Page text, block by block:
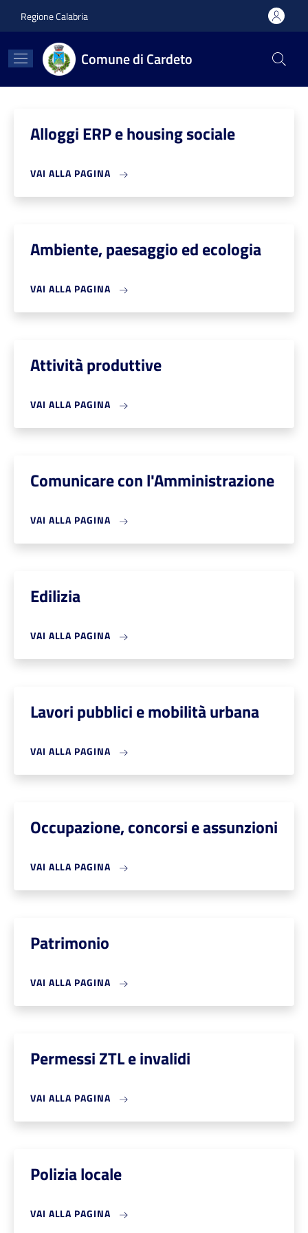
Regione Calabria
Comune di Cardeto
Alloggi ERP e housing sociale
VAI ALLA PAGINA
Ambiente, paesaggio ed ecologia
VAI ALLA PAGINA
Attività produttive
VAI ALLA PAGINA
Comunicare con l'Amministrazione
VAI ALLA PAGINA
Edilizia
VAI ALLA PAGINA
Lavori pubblici e mobilità urbana
VAI ALLA PAGINA
Occupazione, concorsi e assunzioni
VAI ALLA PAGINA
Patrimonio
VAI ALLA PAGINA
Permessi ZTL e invalidi
VAI ALLA PAGINA
Polizia locale
VAI ALLA PAGINA